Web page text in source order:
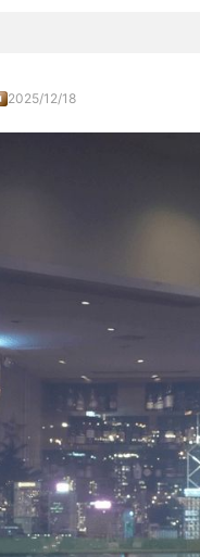
2025/12/18